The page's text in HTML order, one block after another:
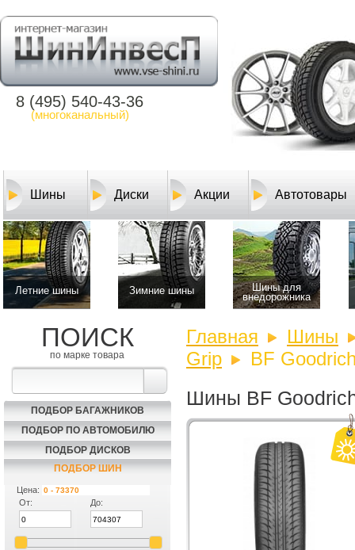
8 (495) 540-43-36
(многоканальный)
Шины Диски Акции Автотовары
Летние шины Зимние шины
Шины для
внедорожника
ПОИСК
по марке товара
ПОДБОР БАГАЖНИКОВ
ПОДБОР ПО АВТОМОБИЛЮ
ПОДБОР ДИСКОВ
ПОДБОР ШИН
Цена:
От:
До:
Главная
Шины
Grip
BF
Шины BF